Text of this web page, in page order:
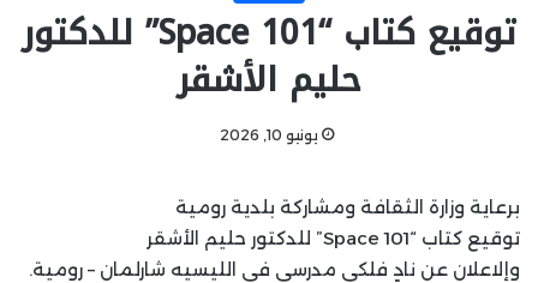
توقيع كتاب “Space 101” للدكتور
حليم الأشقر
يونيو 10, 2026
برعاية وزارة الثقافة ومشاركة بلدية رومية
توقيع كتاب “Space 101” للدكتور حليم الأشقر
وإلاعلان عن نادٍ فلكي مدرسي في الليسيه شارلمان – رومية.